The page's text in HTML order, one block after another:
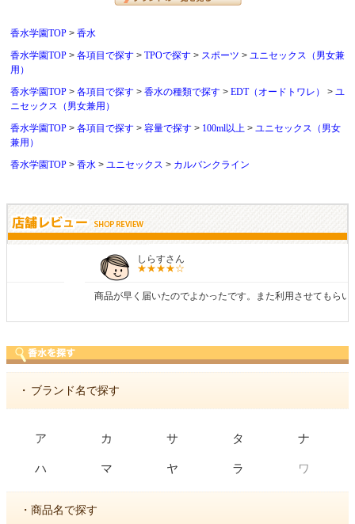
香水学園TOP
香水
香水学園TOP
各項目で探す TPOで探す スポーツ
ユニセックス（男女兼
用）
香水学園TOP
各項目で探す 香水の種類で探す EDT（オードトワレ）
ユ
ニセックス（男女兼用）
香水学園TOP
各項目で探す 容量で探す 100ml以上
ユニセックス（男女
兼用）
香水学園TOP
香水 ユニセックス カルバンクライン
しらすさん
商品が早く届いたのでよかったです。また利用させてもらいます！
・ ブランド名で探す
ア カ サ タ ナ
ハ マ ヤ ラ ワ
・商品名で探す